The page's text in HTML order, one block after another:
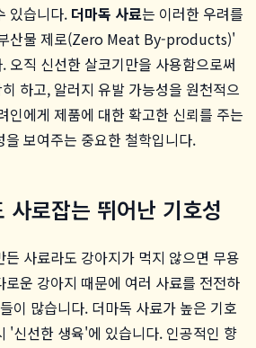
있습니다. 더마독 사료는 이러한 우려를
산물 제로(Zero Meat By-products)'
오직 신선한 살코기만을 사용함으로써
하고, 알러지 유발 가능성을 원천적으
인에게 제품에 대한 확고한 신뢰를 주는
보여주는 중요한 철학입니다.
사로잡는 뛰어난 기호성
사료라도 강아지가 먹지 않으면 무용
운 강아지 때문에 여러 사료를 전전하
이 많습니다. 더마독 사료가 높은 기호
'신선한 생육'에 있습니다. 인공적인 향